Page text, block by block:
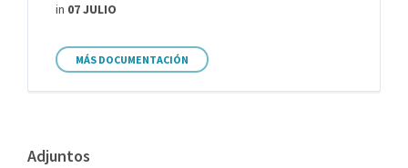
in 07 JULIO
MÁS DOCUMENTACIÓN
Adjuntos